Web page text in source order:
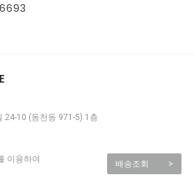
24-10 (동천동 971-5) 1층
이용하여
배송조회 >